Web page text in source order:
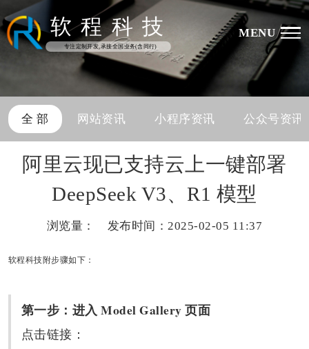
软 程 科 技
专注定制开发,承接全国业务(含同行)
MENU
全 部 网站资讯 小程序资讯 公众号资讯
阿里云现已支持云上一键部署
DeepSeek V3、R1 模型
浏览量： 发布时间：2025-02-05 11:37
软程科技附步骤如下：
第一步：进入 Model Gallery 页面
点击链接：